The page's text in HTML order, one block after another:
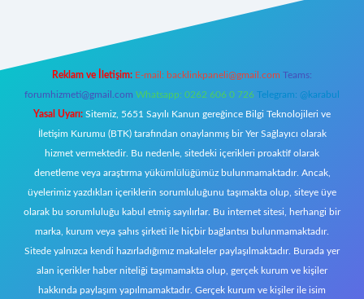
Reklam ve İletişim: E-mail: backlinkpaneli@gmail.com Teams:
forumhizmeti@gmail.com Whatsapp: 0262 606 0 726 Telegram: @karabul
Yasal Uyarı: Sitemiz, 5651 Sayılı Kanun gereğince Bilgi Teknolojileri ve
İletişim Kurumu (BTK) tarafından onaylanmış bir Yer Sağlayıcı olarak
hizmet vermektedir. Bu nedenle, sitedeki içerikleri proaktif olarak
denetleme veya araştırma yükümlülüğümüz bulunmamaktadır. Ancak,
üyelerimiz yazdıkları içeriklerin sorumluluğunu taşımakta olup, siteye üye
olarak bu sorumluluğu kabul etmiş sayılırlar. Bu internet sitesi, herhangi bir
marka, kurum veya şahıs şirketi ile hiçbir bağlantısı bulunmamaktadır.
Sitede yalnızca kendi hazırladığımız makaleler paylaşılmaktadır. Burada yer
alan içerikler haber niteliği taşımamakta olup, gerçek kurum ve kişiler
hakkında paylaşım yapılmamaktadır. Gerçek kurum ve kişiler ile isim